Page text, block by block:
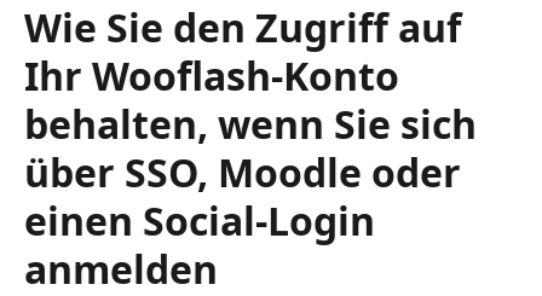
Wie Sie den Zugriff auf
Ihr Wooflash-Konto
behalten, wenn Sie sich
über SSO, Moodle oder
einen Social-Login
anmelden